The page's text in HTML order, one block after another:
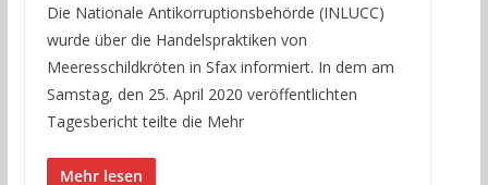
Die Nationale Antikorruptionsbehörde (INLUCC)
wurde über die Handelspraktiken von
Meeresschildkröten in Sfax informiert. In dem am
Samstag, den 25. April 2020 veröffentlichten
Tagesbericht teilte die Mehr
Mehr lesen